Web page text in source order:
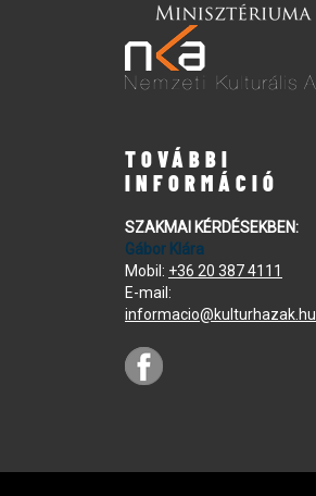
TOVÁBBI
INFORMÁCIÓ
SZAKMAI KÉRDÉSEKBEN:
Gábor Klára
Mobil: +36 20 387 4111
E-mail:
informacio@kulturhazak.hu